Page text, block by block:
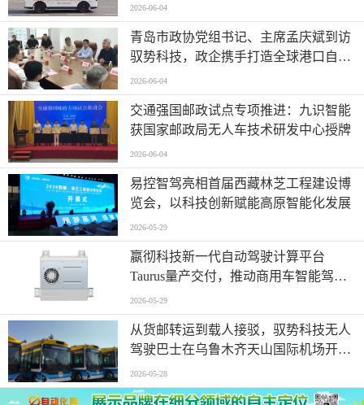
2026-06-04
青岛市政协党组书记、主席孟庆斌到访
驭势科技，政企携手打造全球港口自动
驾驶应用样板
2026-06-04
交通强国邮政试点专项推进：九识智能
获国家邮政局无人车技术研发中心授牌
2026-06-04
易控智驾亮相首届西藏林芝工程建设博
览会，以科技创新赋能高原智能化发展
2026-05-29
嬴彻科技新一代自动驾驶计算平台
Taurus量产交付，推动商用车智能驾驶
加速渗透
2026-05-29
从货邮转运到载人接驳，驭势科技无人
驾驶巴士在乌鲁木齐天山国际机场开启
无人化运营
2026-05-28